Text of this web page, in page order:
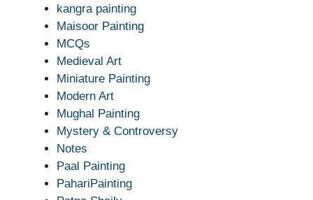
kangra painting
Maisoor Painting
MCQs
Medieval Art
Miniature Painting
Modern Art
Mughal Painting
Mystery & Controversy
Notes
Paal Painting
PahariPainting